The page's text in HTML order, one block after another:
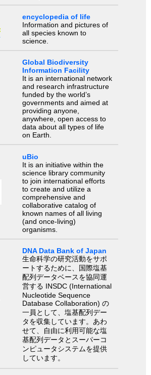
encyclopedia of life
Information and pictures of
all species known to
science.
Global Biodiversity
Information Facility
It is an international network
and research infrastructure
funded by the world’s
governments and aimed at
providing anyone,
anywhere, open access to
data about all types of life
on Earth.
uBio
It is an initiative within the
science library community
to join international efforts
to create and utilize a
comprehensive and
collaborative catalog of
known names of all living
(and once-living)
organisms.
DNA Data Bank of Japan
生命科学の研究活動をサポ
ートするために、国際塩基
配列データベースを協同運
営する INSDC (International
Nucleotide Sequence
Database Collaboration) の
一員として、塩基配列デー
タを収集しています。あわ
せて、自由に利用可能な塩
基配列データとスーパーコ
ンピュータシステムを提供
しています。